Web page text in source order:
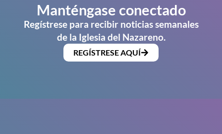
Manténgase conectado
Regístrese para recibir noticias semanales
de la Iglesia del Nazareno.
REGÍSTRESE AQUÍ